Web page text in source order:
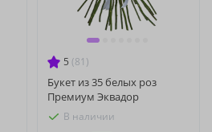
5 (81)
Букет из 35 белых роз
Премиум Эквадор
В наличии